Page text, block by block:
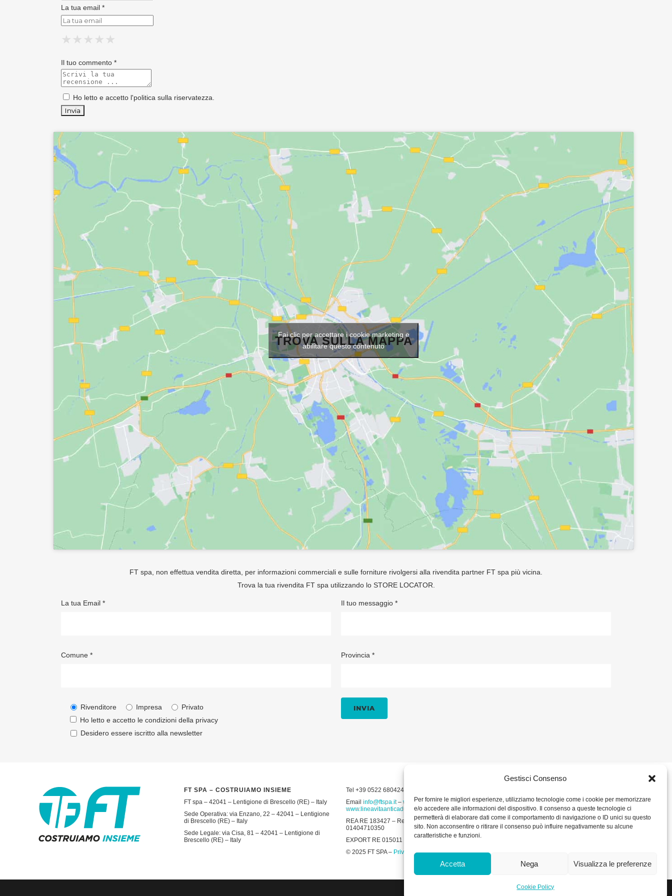
Gestisci Consenso
Per fornire le migliori esperienze, utilizziamo tecnologie come i cookie per memorizzare
e/o accedere alle informazioni del dispositivo. Il consenso a queste tecnologie ci
permetterà di elaborare dati come il comportamento di navigazione o ID unici su questo
sito. Non acconsentire o ritirare il consenso può influire negativamente su alcune
caratteristiche e funzioni.
Accetta Nega Visualizza le preferenze
Cookie Policy
La tua email *
★
★ ★
★ ★ ★
★ ★ ★ ★
★ ★ ★ ★ ★
Il tuo commento *
Ho letto e accetto l'politica sulla riservatezza
TROVA SULLA MAPPA
Fai clic per accettare i cookie marketing e
abilitare questo contenuto
FT spa, non effettua vendita diretta, per informazioni commerciali e sulle forniture rivolgersi alla rivendita partner FT spa più vicina.
Trova la tua rivendita FT spa utilizzando lo STORE LOCATOR
La tua Email *
Comune *
Rivenditore Impresa
Privato
Ho letto e accetto le condizioni della privacy
Desidero essere iscritto alla newsletter
Il tuo messaggio *
Provincia *
FT SPA – COSTRUIAMO INSIEME
FT spa – 42041 – Lentigione di Brescello (RE) – Italy
Sede Operativa: via Enzano, 22 – 42041 – Lentigione
di Brescello (RE) – Italy
Sede Legale: via Cisa, 81 – 42041 – Lentigione di
Brescello (RE) – Italy
Tel +39 0522 680424 – Fax +39 0522 680386
Email info@ftspa.it– www.ftspa.it–
www.lineavitaanticaduta.it
REA RE 183427 – Reg. Imp. RE 19643 – P. IVA IT
01404710350
EXPORT RE 015011 Cap. Soc € 300.000 int. Vers.
© 2025 FT SPA – Privacy Policy–Cookie Policy
ORARIO DI UFFICIO:
Dal Lunedì al Venerdì: 8.00/12.30 - 13.30/17.30
RICEVIMENTO MERCI: